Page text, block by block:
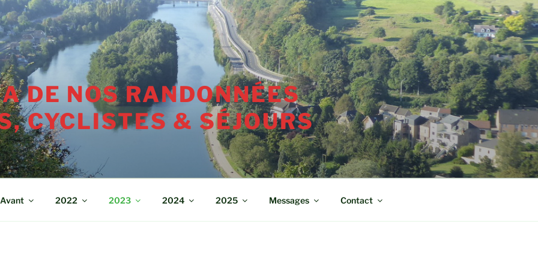
DE NOS RANDONNÉES
CYCLISTES & SÉJOURS
Avant 2022 2023 2024 2025 Messages Contact